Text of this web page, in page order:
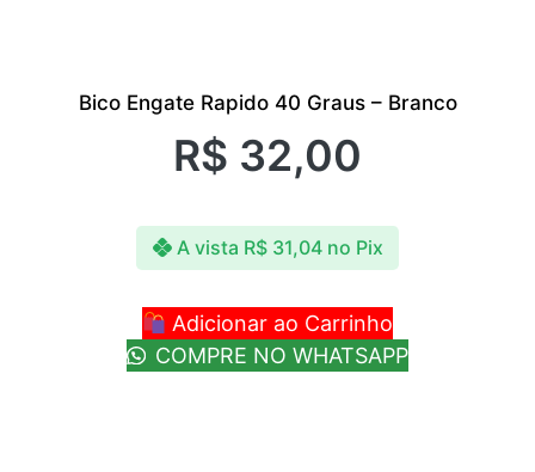
Bico Engate Rapido 40 Graus – Branco
R$ 32,00
A vista R$31,04 no Pix
Adicionar ao Carrinho
COMPRE NO WHATSAPP